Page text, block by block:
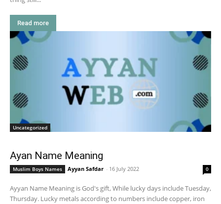
Read more
Uncategorized
Ayan Name Meaning
Muslim Boys Names Ayyan Safdar - 16 July 2022 0
Ayyan Name Meaning is God's gift, While lucky days include Tuesday,
Thursday. Lucky metals according to numbers include copper, iron